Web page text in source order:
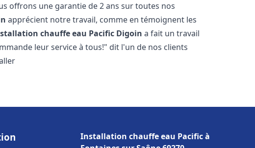
offrons une garantie de 2 ans sur toutes nos
apprécient notre travail, comme en témoignent les
chauffe eau Pacific Digoin a fait un travail
leur service à tous!" dit l'un de nos clients
Installation chauffe eau Pacific à